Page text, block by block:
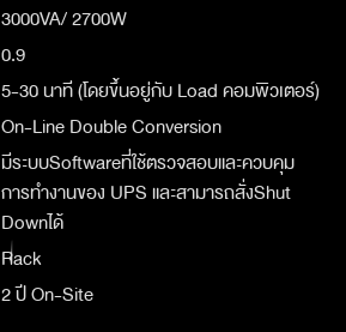
3000VA/ 2700W
0.9
5-30 นาที (โดยขึ้นอยู่กับ Load คอมพิวเตอร์)
On-Line Double Conversion
มีระบบSoftwareที่ใช้ตรวจสอบและควบคุม
การทำงานของ UPS และสามารถสั่งShut
Downได้
Rack
2 ปี On-Site